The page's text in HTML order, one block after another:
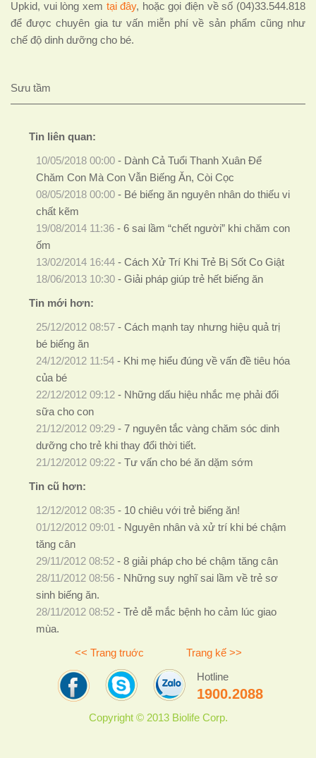
Upkid, vui lòng xem tại đây, hoặc gọi điện về số (04)33.544.818
để được chuyên gia tư vấn miễn phí về sản phẩm cũng như
chế độ dinh dưỡng cho bé.
Sưu tầm
Tin liên quan:
10/05/2018 00:00- Dành Cả Tuổi Thanh Xuân Để
Chăm Con Mà Con Vẫn Biếng Ăn, Còi Cọc
08/05/2018 00:00- Bé biếng ăn nguyên nhân do thiếu vi
chất kẽm
19/08/2014 11:36- 6 sai lầm “chết người” khi chăm con
ốm
13/02/2014 16:44- Cách Xử Trí Khi Trẻ Bị Sốt Co Giật
18/06/2013 10:30- Giải pháp giúp trẻ hết biếng ăn
Tin mới hơn:
25/12/2012 08:57- Cách mạnh tay nhưng hiệu quả trị
bé biếng ăn
24/12/2012 11:54- Khi mẹ hiểu đúng về vấn đề tiêu hóa
của bé
22/12/2012 09:12- Những dấu hiệu nhắc mẹ phải đổi
sữa cho con
21/12/2012 09:29- 7 nguyên tắc vàng chăm sóc dinh
dưỡng cho trẻ khi thay đổi thời tiết.
21/12/2012 09:22- Tư vấn cho bé ăn dặm sớm
Tin cũ hơn:
12/12/2012 08:35- 10 chiêu với trẻ biếng ăn!
01/12/2012 09:01- Nguyên nhân và xử trí khi bé chậm
tăng cân
29/11/2012 08:52- 8 giải pháp cho bé chậm tăng cân
28/11/2012 08:56- Những suy nghĩ sai lầm về trẻ sơ
sinh biếng ăn.
28/11/2012 08:52- Trẻ dễ mắc bệnh ho cảm lúc giao
mùa.
<< Trang truớc Trang kế >>
Hotline
1900.2088
Copyright © 2013 Biolife Corp.